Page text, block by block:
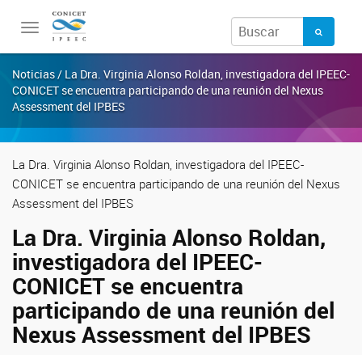
Toggle
Noticias / La Dra. Virginia Alonso Roldan, investigadora del IPEEC-
CONICET se encuentra participando de una reunión del Nexus
Assessment del IPBES
La Dra. Virginia Alonso Roldan, investigadora del IPEEC-
CONICET se encuentra participando de una reunión del Nexus
Assessment del IPBES
La Dra. Virginia Alonso Roldan,
investigadora del IPEEC-
CONICET se encuentra
participando de una reunión del
Nexus Assessment del IPBES